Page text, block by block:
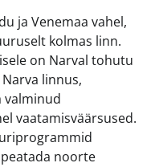
ja Venemaa vahel,
kolmas linn.
on Narval tohutu
linnus,
valminud
vaatamisväärsused.
noorte